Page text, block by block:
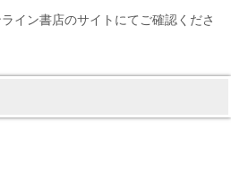
イン書店のサイトにてご確認くださ